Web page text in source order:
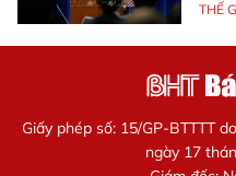
THẾ
Giấy phép số: 15/GP-BTTTT
ngày 17